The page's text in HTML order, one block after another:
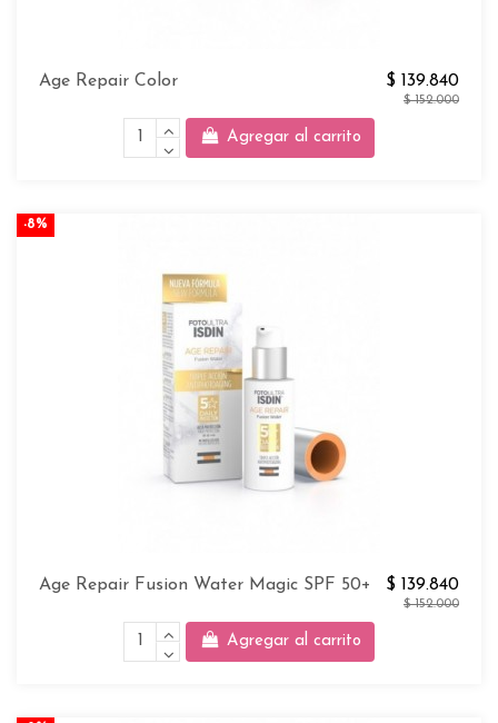
Age Repair Color $ 139.840
$ 152.000
Agregar al carrito
-8%
Age Repair Fusion Water Magic SPF 50+ $ 139.840
$ 152.000
Agregar al carrito